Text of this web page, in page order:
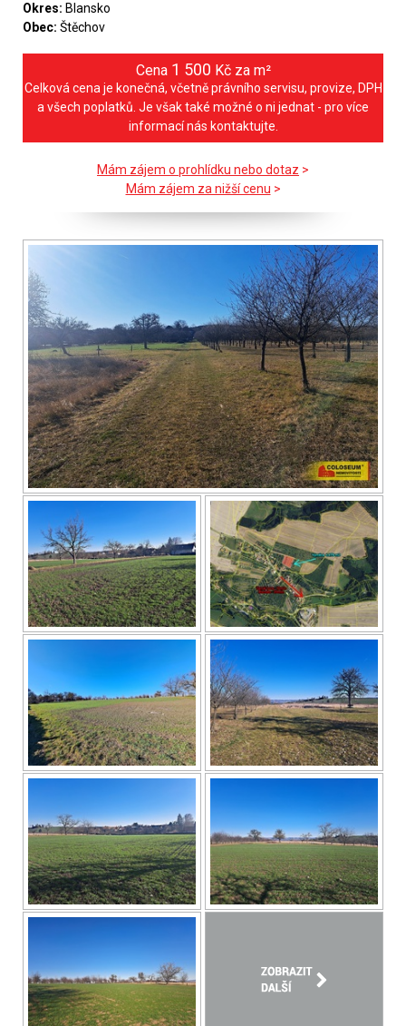
Okres: Blansko
Obec: Štěchov
Cena 1 500 Kč za m²
Celková cena je konečná, včetně právního servisu, provize, DPH
a všech poplatků. Je však také možné o ni jednat - pro více
informací nás kontaktujte.
Mám zájem o prohlídku nebo dotaz >
Mám zájem za nižší cenu >